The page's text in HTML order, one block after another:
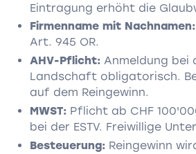
Eintragung erhöht die
Firmenname mit Nachnamen:
Art. 945 OR.
AHV-Pflicht: Anmeldung bei
Landschaft obligatorisch.
auf dem Reingewinn.
MWST: Pflicht ab CHF
bei der ESTV. Freiwillige
Besteuerung: Reingewinn